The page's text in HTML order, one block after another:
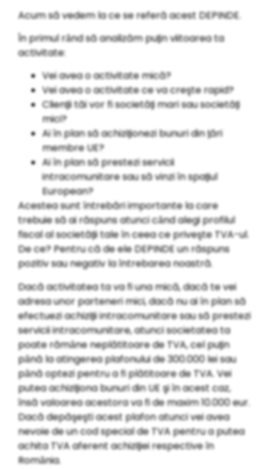
Acum să vedem la ce se referă acest DEPINDE.
În primul rȃnd să analizăm puƫin viitoarea ta
activitate:
Vei avea o activitate mică?
Vei avea o activitate ce va creşte rapid?
Clienƫii tăi vor fi societăƫi mari sau societăƫi
mici?
Ai ȋn plan să achiziƫionezi bunuri din ƫări
membre UE?
Ai ȋn plan să prestezi servicii
intracomunitare sau să vinzi ȋn spaƫiul
European?
Acestea sunt ȋntrebări importante la care
trebuie să ai răspuns atunci cȃnd alegi profilul
fiscal al societăƫii tale ȋn ceea ce priveşte TVA-ul.
De ce? Pentru că de ele DEPINDE un răspuns
pozitiv sau negativ la ȋntrebarea noastră.
Dacă activitatea ta va fi una mică, dacă te vei
adresa unor parteneri mici, dacă nu ai ȋn plan să
efectuezi achiziƫii intracomunitare sau să prestezi
servicii intracomunitare, atunci societatea ta
poate rămȃne neplătitoare de TVA, cel puƫin
pȃnă la atingerea plafonului de 300.000 lei sau
pȃnă optezi pentru a fi plătitoare de TVA. Vei
putea achiziƫiona bunuri din UE şi ȋn acest caz,
ȋnsă valoarea acestora va fi de maxim 10.000 eur.
Dacă depăşeşti acest plafon atunci vei avea
nevoie de un cod special de TVA pentru a putea
achita TVA aferent achiziƫiei respective ȋn
Romȃnia.